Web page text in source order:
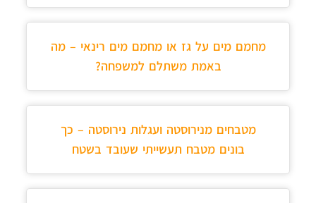
מחמם מים על גז או מחמם מים רינאי – מה
באמת משתלם למשפחה?
מטבחים מנירוסטה ועגלות נירוסטה – כך
בונים מטבח תעשייתי שעובד בשטח